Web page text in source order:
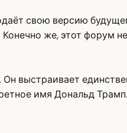
свою версию
же, этот форум
выстраивает
имя Дональд